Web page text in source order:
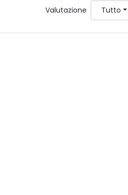
Valutazione Tutto